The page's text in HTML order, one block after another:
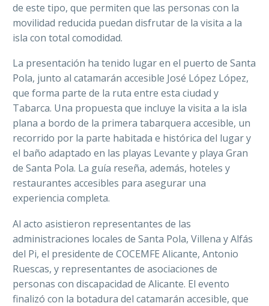
de este tipo, que permiten que las personas con la
movilidad reducida puedan disfrutar de la visita a la
isla con total comodidad.
La presentación ha tenido lugar en el puerto de Santa
Pola, junto al catamarán accesible José López López,
que forma parte de la ruta entre esta ciudad y
Tabarca. Una propuesta que incluye la visita a la isla
plana a bordo de la primera tabarquera accesible, un
recorrido por la parte habitada e histórica del lugar y
el baño adaptado en las playas Levante y playa Gran
de Santa Pola. La guía reseña, además, hoteles y
restaurantes accesibles para asegurar una
experiencia completa.
Al acto asistieron representantes de las
administraciones locales de Santa Pola, Villena y Alfás
del Pi, el presidente de COCEMFE Alicante, Antonio
Ruescas, y representantes de asociaciones de
personas con discapacidad de Alicante. El evento
finalizó con la botadura del catamarán accesible, que